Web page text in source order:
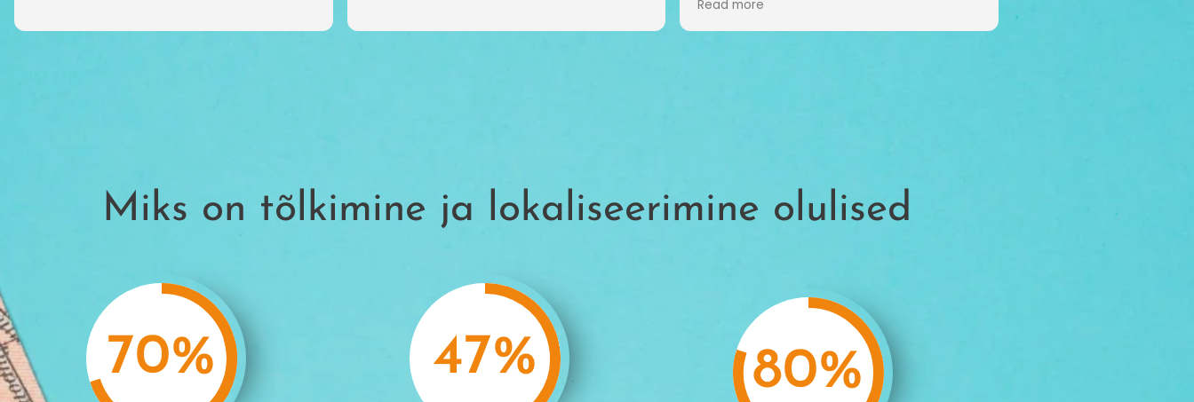
la hora de llevar adelante los proyectos.
Miks on tõlkimine ja lokaliseerimine olulised
70% 47% 80%